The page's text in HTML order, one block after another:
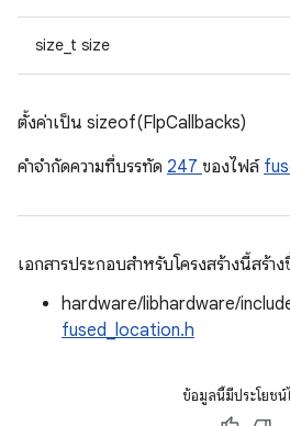
size_t size
ตั้งค่าเป็น sizeof(FlpCallbacks)
คําจํากัดความที่บรรทัด 247 ของไฟล์
เอกสารประกอบสำหรับโครงสร้างนี้สร้า
hardware/libhardware/
fused_location.h
ข้อมูลนี้มีประโยชน์